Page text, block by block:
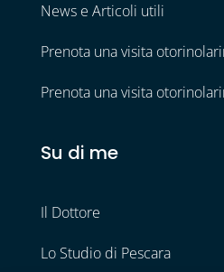
News e Articoli utili
Prenota una visita
Prenota una visita
Su di me
Il Dottore
Lo Studio di Pescara